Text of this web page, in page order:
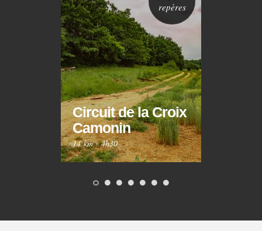
Circuit de la Croix
Camonin
14 km·4h30
repères